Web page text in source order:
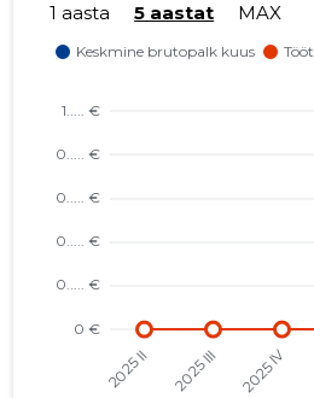
1 aasta 5 aastat MAX